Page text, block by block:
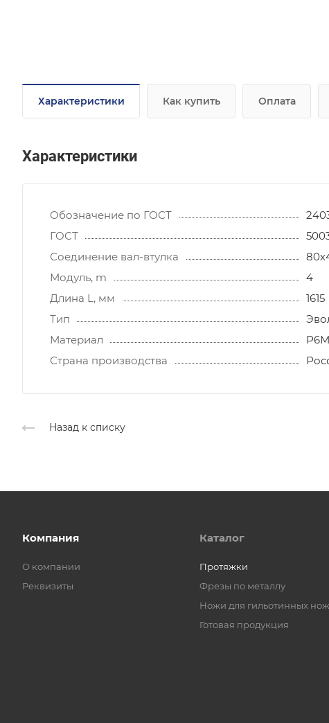
Характеристики Как купить Оплата
Характеристики
Обозначение по ГОСТ
ГОСТ
Соединение вал-втулка
Модуль, m
4
Длина L, мм
1615
Тип
Материал
Страна производства
Назад к списку
Компания
О компании
Реквизиты
Каталог
Протяжки
Фрезы по металлу
Ножи для гильотинных
Готовая продукция